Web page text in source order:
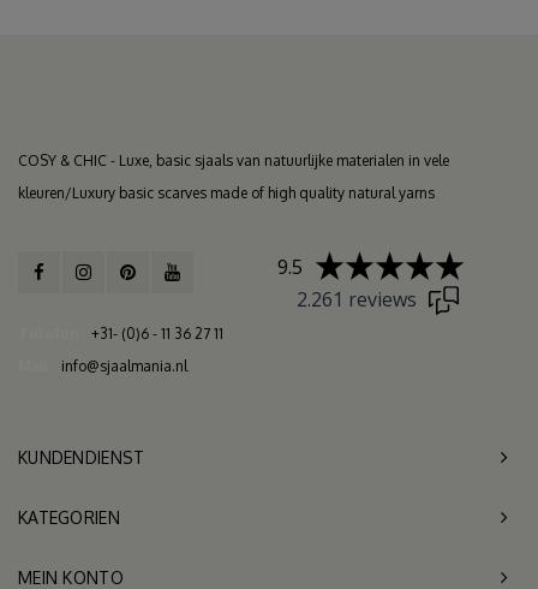
COSY & CHIC - Luxe, basic sjaals van natuurlijke materialen in vele
kleuren/Luxury basic scarves made of high quality natural yarns
+31- (0)6 - 11 36 27 11
info@sjaalmania.nl
9.5
2.261 reviews
KUNDENDIENST
KATEGORIEN
MEIN KONTO